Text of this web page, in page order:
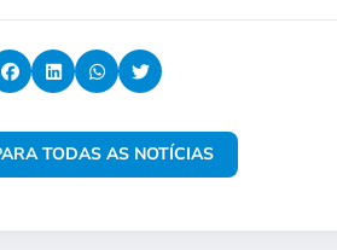
TODAS AS NOTÍCIAS